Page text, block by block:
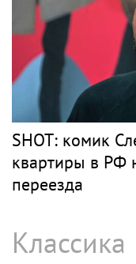
SHOT: комик
квартиры в РФ
переезда
Классика